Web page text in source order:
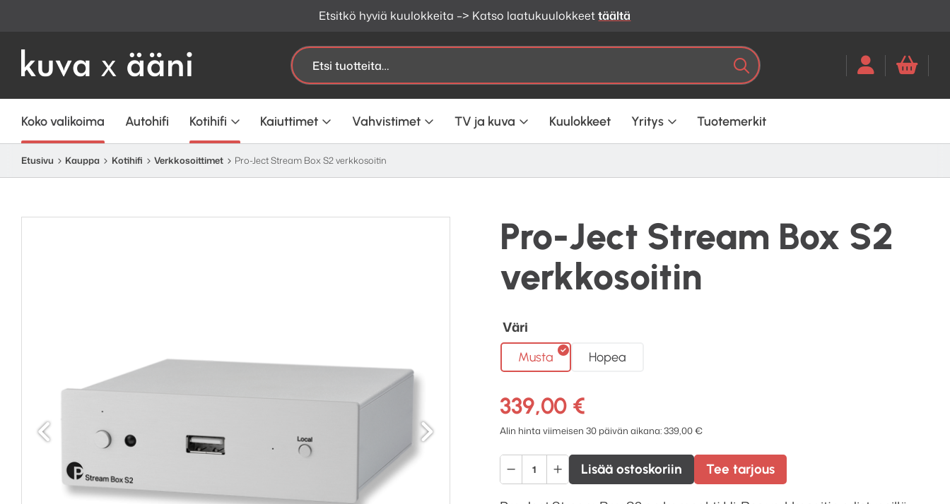
Etsitkö hyviä kuulokkeita –> Katso laatukuulokkeettäältä
Etsi: HakuKun tuloksia tulee, voit selata
Koko valikoima Autohifi Kotihifi Kaiuttimet Vahvistimet TV ja kuva Kuulokkeet Yritys Tuotemerkit
Etusivu Kauppa Kotihifi Verkkosoittimet Pro-Ject Stream Box S2 verkkosoitin
Pro-Ject Stream Box S2
verkkosoitin
Edellinen
Väri
Musta Hopea
339,00 €
Alin hinta viimeisen 30 päivän aikana:339,00€
Pro-
Ject
Lisää ostoskoriin Tee tarjous